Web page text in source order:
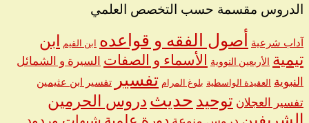
الشيخ
الدروس مقسمة حسب التخصص العلمي
آداب شرعية أصول الفقه و قواعده ابن القيم
ابن
تيمية الأربعين النووية الأسماء و الصفات السيرة و الشمائل
النبوية العقيدة الواسطية بلوغ المرام تفسير تفسير ابن عثيمين
تفسير العجلان توحيد حديث دروس الحرمين